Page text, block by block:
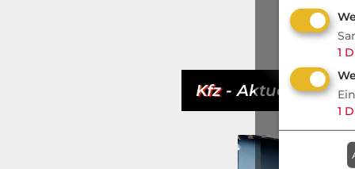
Kfz- Aktuell
1
1